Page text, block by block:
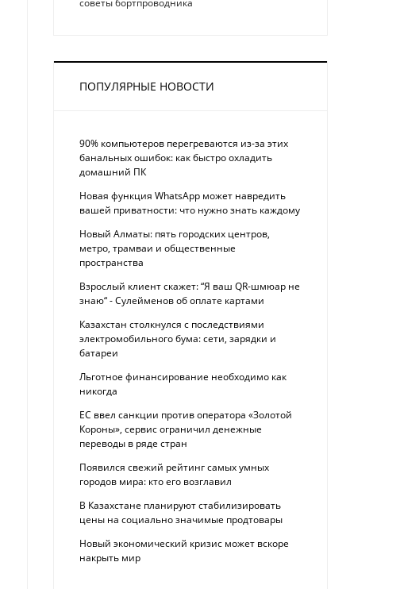
советы бортпроводника
ПОПУЛЯРНЫЕ НОВОСТИ
90% компьютеров перегреваются из-за этих
банальных ошибок: как быстро охладить
домашний ПК
Новая функция WhatsApp может навредить
вашей приватности: что нужно знать каждому
Новый Алматы: пять городских центров,
метро, трамваи и общественные
пространства
Взрослый клиент скажет: “Я ваш QR-шмюар не
знаю“ - Сулейменов об оплате картами
Казахстан столкнулся с последствиями
электромобильного бума: сети, зарядки и
батареи
Льготное финансирование необходимо как
никогда
ЕС ввел санкции против оператора «Золотой
Короны», сервис ограничил денежные
переводы в ряде стран
Появился свежий рейтинг самых умных
городов мира: кто его возглавил
В Казахстане планируют стабилизировать
цены на социально значимые продтовары
Новый экономический кризис может вскоре
накрыть мир